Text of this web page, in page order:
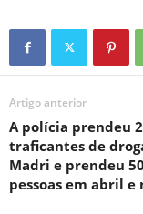
Artigo anterior
A polícia prendeu
traficantes de
Madri e prendeu 50
pessoas em abril e